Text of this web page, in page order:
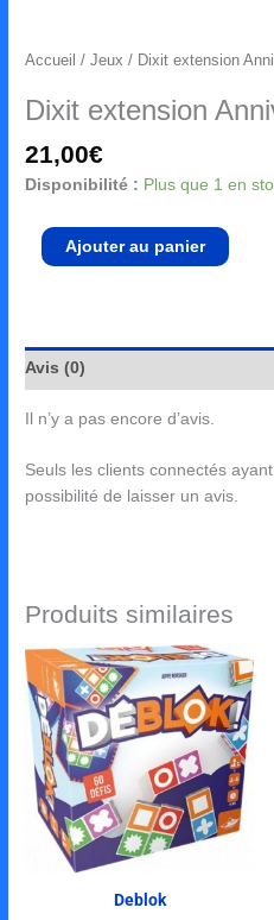
Accueil /Jeux / Dixit extension
Dixit extension
21,00€
Disponibilité : Plus que 1 en
Ajouter au panier
Avis (0)
Il n’y a pas encore d’avis.
Seuls les clients connectés
possibilité de laisser un avis.
Produits similaires
Deblok